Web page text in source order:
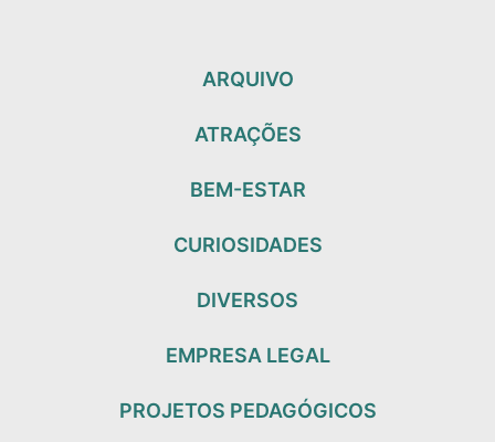
ARQUIVO
ATRAÇÕES
BEM-ESTAR
CURIOSIDADES
DIVERSOS
EMPRESA LEGAL
PROJETOS PEDAGÓGICOS